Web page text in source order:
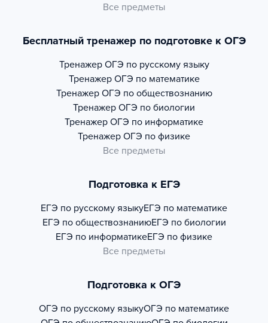
Все предметы
Бесплатный тренажер по подготовке к ОГЭ
Тренажер ОГЭ по русскому языку
Тренажер ОГЭ по математике
Тренажер ОГЭ по обществознанию
Тренажер ОГЭ по биологии
Тренажер ОГЭ по информатике
Тренажер ОГЭ по физике
Все предметы
Подготовка к ЕГЭ
ЕГЭ по русскому языкуЕГЭ по математике
ЕГЭ по обществознаниюЕГЭ по биологии
ЕГЭ по информатикеЕГЭ по физике
Все предметы
Подготовка к ОГЭ
ОГЭ по русскому языкуОГЭ по математике